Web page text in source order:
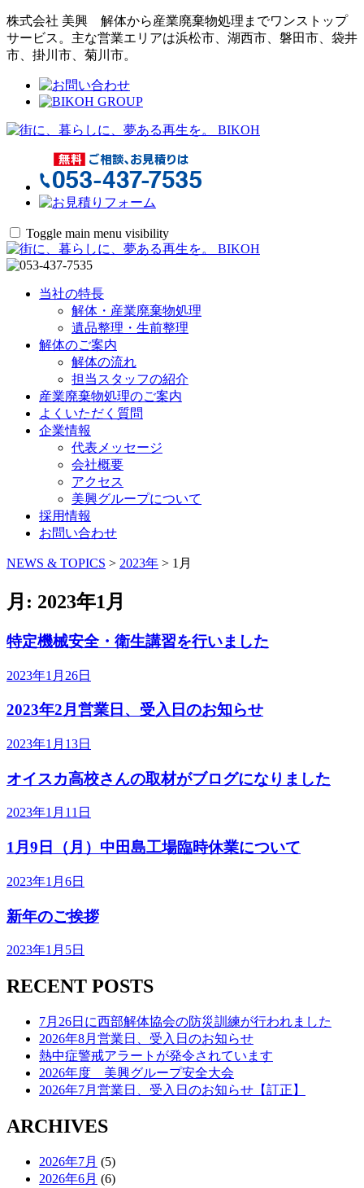
株式会社 美興 解体から産業廃棄物処理までワンストップ
サービス。 主な営業エリアは浜松市、湖西市、磐田市、袋井
市、掛川市、菊川市。
Toggle main menu visibility
当社の特長
解体・産業廃棄物処理
遺品整理・生前整理
解体のご案内
解体の流れ
担当スタッフの紹介
産業廃棄物処理のご案内
よくいただく質問
企業情報
代表メッセージ
会社概要
アクセス
美興グループについて
採用情報
お問い合わせ
コ
テ
ン
ツ
へ
キ
プ
NEWS & TOPICS > 2023年 > 1月
月: 2023年1月
特定機械安全・衛生講習を行いました
2023年1月26日
2023年2月営業日、受入日のお知らせ
2023年1月13日
オイスカ高校さんの取材がブログになりました
2023年1月11日
1月9日（月）中田島工場臨時休業について
2023年1月6日
新年のご挨拶
2023年1月5日
RECENT POSTS
7月26日に西部解体協会の防災訓練が行われました
2026年8月営業日、受入日のお知らせ
熱中症警戒アラートが発令されています
2026年度 美興グループ安全大会
2026年7月営業日、受入日のお知らせ【訂正】
ARCHIVES
2026年7月 (5)
2026年6月 (6)